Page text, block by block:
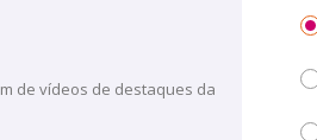
de vídeos de destaques da